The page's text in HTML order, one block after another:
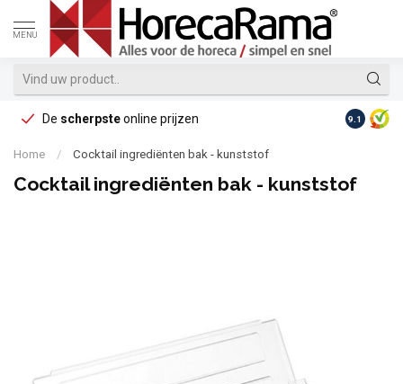
MENU
De scherpsteonline prijzen Op
9.1
Home / Cocktail ingrediënten bak - kunststof
Cocktail ingrediënten bak - kunststof